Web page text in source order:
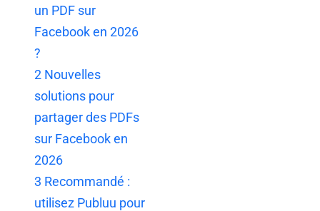
un PDF sur
Facebook en 2026
?
2 Nouvelles
solutions pour
partager des PDFs
sur Facebook en
2026
3 Recommandé :
utilisez Publuu pour